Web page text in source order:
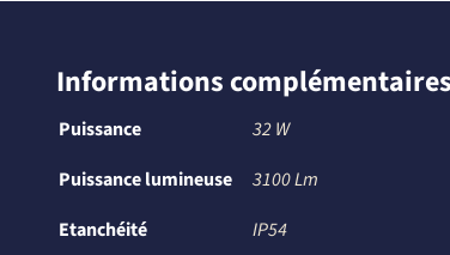
Informations complémentaires
Puissance
32 W
Puissance lumineuse
3100 Lm
Etanchéité
IP54